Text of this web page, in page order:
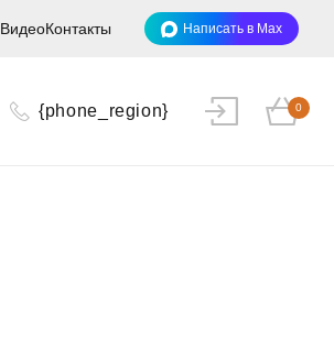
ВидеоКонтакты Написать в Max
{phone_region} 0